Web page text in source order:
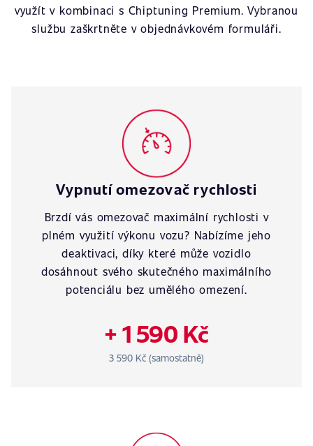
využít v kombinaci s Chiptuning Premium. Vybranou
službu zaškrtněte v objednávkovém formuláři.
Vypnutí omezovač rychlosti
Brzdí vás omezovač maximální rychlosti v
plném využití výkonu vozu? Nabízíme jeho
deaktivaci, díky které může vozidlo
dosáhnout svého skutečného maximálního
potenciálu bez umělého omezení.
+ 1 590 Kč
3 590 Kč (samostatně)